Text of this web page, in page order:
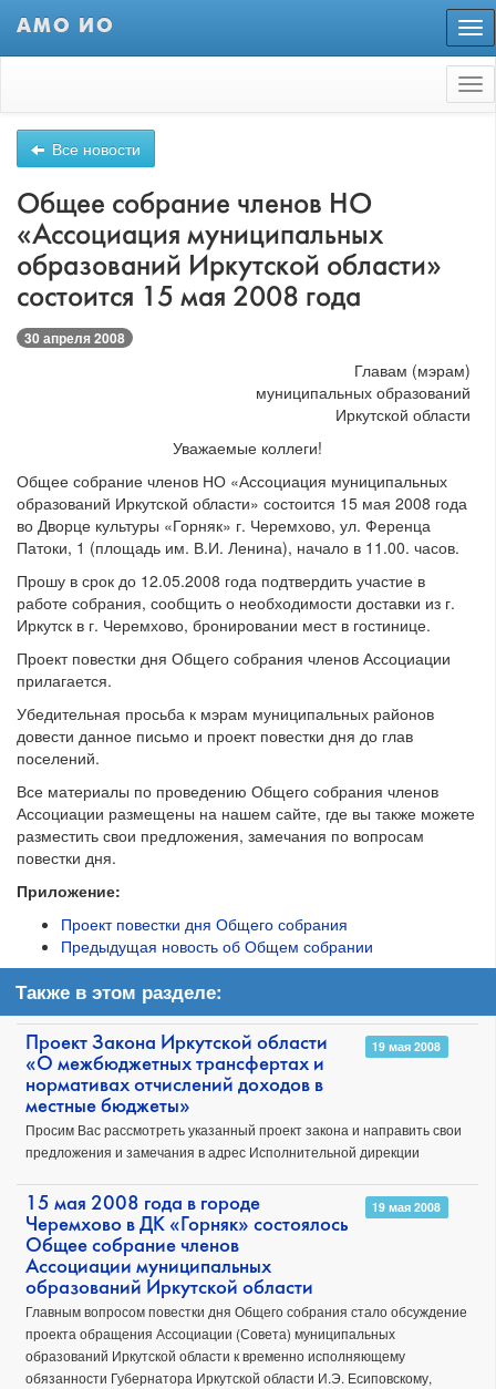
АМО ИО
Все новости
Общее собрание членов НО
«Ассоциация муниципальных
образований Иркутской области»
состоится 15 мая 2008 года
30 апреля 2008
Главам (мэрам)
муниципальных образований
Иркутской области
Уважаемые коллеги!
Общее собрание членов НО «Ассоциация муниципальных
образований Иркутской области» состоится 15 мая 2008 года
во Дворце культуры «Горняк» г. Черемхово, ул. Ференца
Патоки, 1 (площадь им. В.И. Ленина), начало в 11.00. часов.
Прошу в срок до 12.05.2008 года подтвердить участие в
работе собрания, сообщить о необходимости доставки из г.
Иркутск в г. Черемхово, бронировании мест в гостинице.
Проект повестки дня Общего собрания членов Ассоциации
прилагается.
Убедительная просьба к мэрам муниципальных районов
довести данное письмо и проект повестки дня до глав
поселений.
Все материалы по проведению Общего собрания членов
Ассоциации размещены на нашем сайте, где вы также можете
разместить свои предложения, замечания по вопросам
повестки дня.
Приложение:
Проект повестки дня Общего собрания
Предыдущая новость об Общем собрании
Также в этом разделе:
Проект Закона Иркутской области
«О межбюджетных трансфертах и
нормативах отчислений доходов в
местные бюджеты»
19 мая 2008
Просим Вас рассмотреть указанный проект закона и направить свои
предложения и замечания в адрес Исполнительной дирекции
15 мая 2008 года в городе
Черемхово в ДК «Горняк» состоялось
Общее собрание членов
Ассоциации муниципальных
образований Иркутской области
19 мая 2008
Главным вопросом повестки дня Общего собрания стало обсуждение
проекта обращения Ассоциации (Совета) муниципальных
образований Иркутской области к временно исполняющему
обязанности Губернатора Иркутской области И.Э. Есиповскому,